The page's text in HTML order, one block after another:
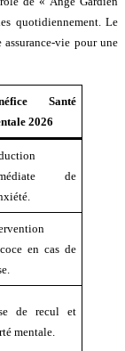
quotidiennement. Le
vie pour une
Santé
2026
de
en cas de
de recul et
mentale.